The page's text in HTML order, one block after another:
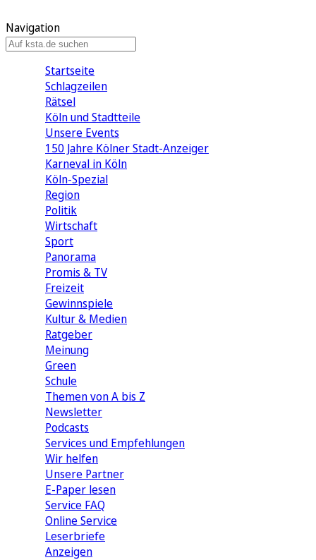
Navigation
Startseite
Schlagzeilen
Rätsel
Köln und Stadtteile
Unsere Events
150 Jahre Kölner Stadt-Anzeiger
Karneval in Köln
Köln-Spezial
Region
Politik
Wirtschaft
Sport
Panorama
Promis & TV
Freizeit
Gewinnspiele
Kultur & Medien
Ratgeber
Meinung
Green
Schule
Themen von A bis Z
Newsletter
Podcasts
Services und Empfehlungen
Wir helfen
Unsere Partner
E-Paper lesen
Service FAQ
Online Service
Leserbriefe
Anzeigen